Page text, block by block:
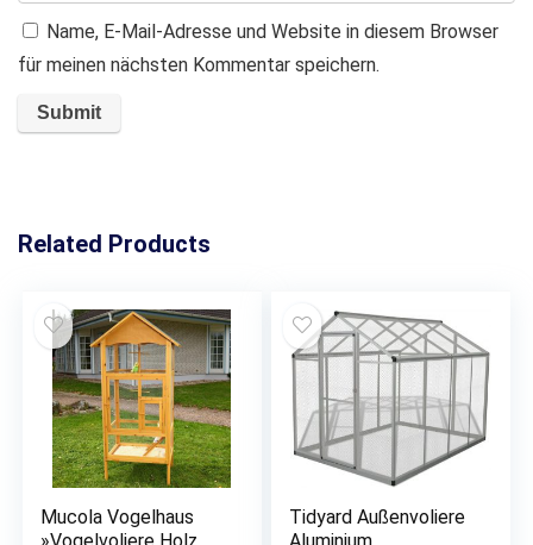
Name, E-Mail-Adresse und Website in diesem Browser
für meinen nächsten Kommentar speichern.
Related Products
Mucola Vogelhaus
»Vogelvoliere Holz
Tidyard Außenvoliere
Aluminium